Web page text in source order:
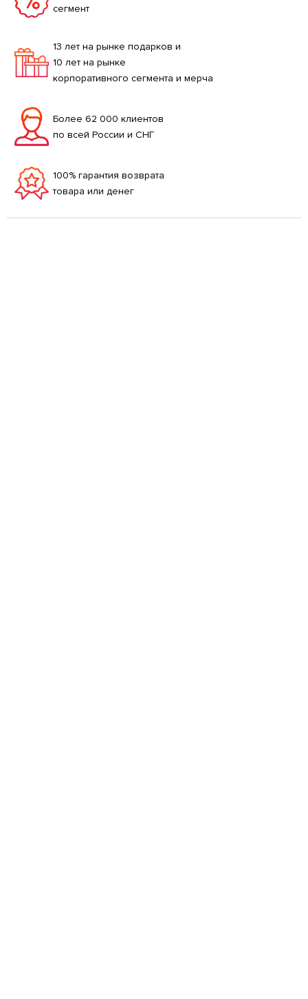
сегмент
13 лет на рынке подарков и
10 лет на рынке
корпоративного сегмента и мерча
Более 62 000 клиентов
по всей России и СНГ
100% гарантия возврата
товара или денег